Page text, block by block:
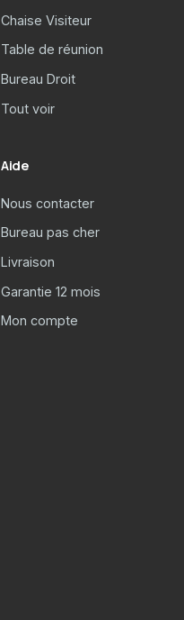
Chaise Visiteur
Table de réunion
Bureau Droit
Tout voir
Aide
Nous contacter
Bureau pas cher
Livraison
Garantie 12 mois
Mon compte